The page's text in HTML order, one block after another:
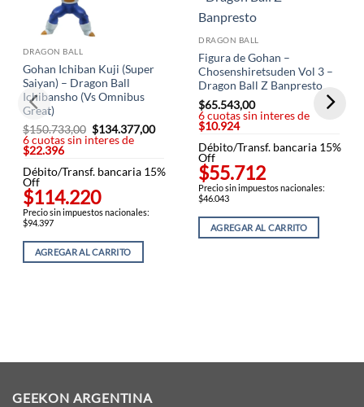
DRAGON BALL
Gohan Ichiban Kuji (Super
Saiyan) – Dragon Ball
Ichibansho (Vs Omnibus
Great)
$150.733,00 El
precio
$150.733,00.
$134.377,00El
$134.377,00.
6 cuotas sin interes de
$22.396
Débito/Transf. bancaria 15%
Off
$114.220
Precio sin impuestos nacionales:
$94.397
AGREGAR AL CARRITO
DRAGON BALL
Figura de Gohan –
Chosenshiretsuden Vol 3 –
Dragon Ball Z Banpresto
$65.543,00
6 cuotas sin interes de
$10.924
Débito/Transf. bancaria 15%
Off
$55.712
Precio sin impuestos nacionales:
$46.043
AGREGAR AL CARRITO
GEEKON ARGENTINA